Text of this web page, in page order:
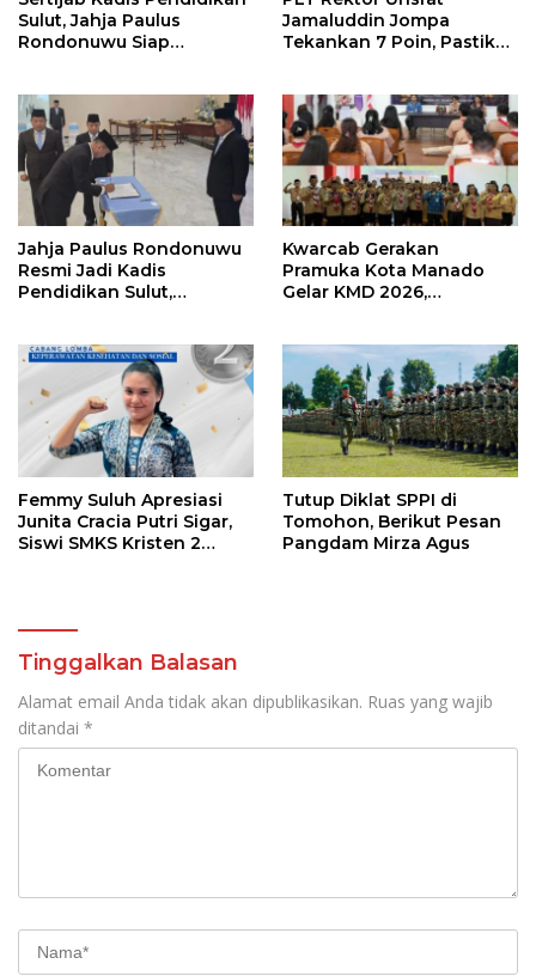
Sulut, Jahja Paulus
Rondonuwu Siap
Jamaluddin Jompa
Tekankan 7 Poin, Pastikan
Jahja Paulus Rondonuwu
Resmi Jadi Kadis
Pendidikan Sulut,
Kwarcab Gerakan
Pramuka Kota Manado
Gelar KMD 2026,
Pramuka
Femmy Suluh Apresiasi
Junita Cracia Putri Sigar,
Siswi SMKS Kristen 2
Tutup Diklat SPPI di
Tomohon, Berikut Pesan
Pangdam Mirza Agus
Tinggalkan Balasan
Alamat email Anda tidak akan dipublikasikan. Ruas yang wajib
ditandai *